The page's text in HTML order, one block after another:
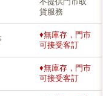
貨服務
♦無庫存，門市
可接受客訂
♦無庫存，門市
可接受客訂